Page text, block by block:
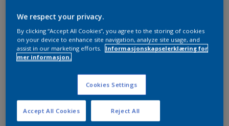
Lett å påføre og fordele
Jevnere og finere finish, også i
mørke farger
Sammenligne
We respect your privacy.
By clicking “Accept All Cookies”, you agree to the storing of cookies
on your device to enhance site navigation, analyze site usage, and
assist in our marketing efforts.
Informasjonskapselerklæring for
mer informasjon.
Cookies Settings
Reject All
Accept All Cookies